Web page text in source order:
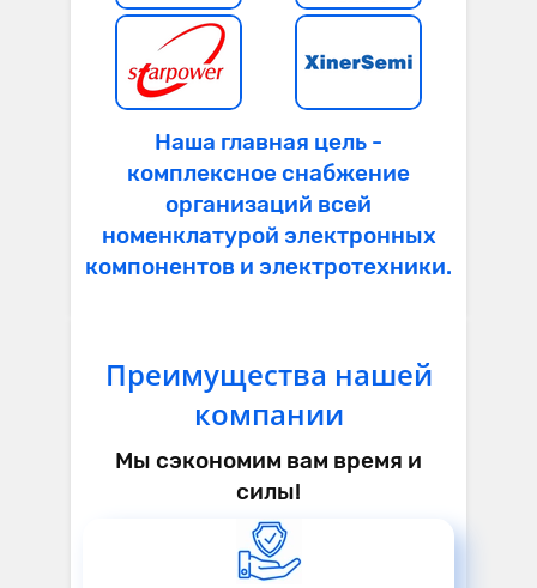
Наша главная цель -
комплексное снабжение
организаций всей
номенклатурой электронных
компонентов и электротехники.
Преимущества нашей
компании
Мы сэкономим вам время и
силы!